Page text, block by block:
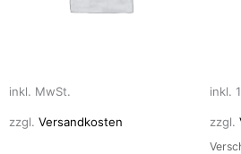
inkl. MwSt.
zzgl. Versandkosten
auf
Produktseite
inkl.
zzgl.